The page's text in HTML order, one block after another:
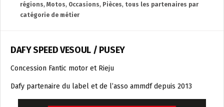
régions, Motos, Occasions, Pièces, tous les partenaires par
catégorie de métier
DAFY SPEED VESOUL / PUSEY
Concession Fantic motor et Rieju
Dafy partenaire du label et de l’asso ammdf depuis 2013